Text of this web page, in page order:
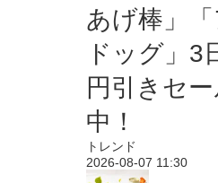
あげ棒」
ドッグ」3
円引きセ
中！
トレンド
2026-08-07 11:30